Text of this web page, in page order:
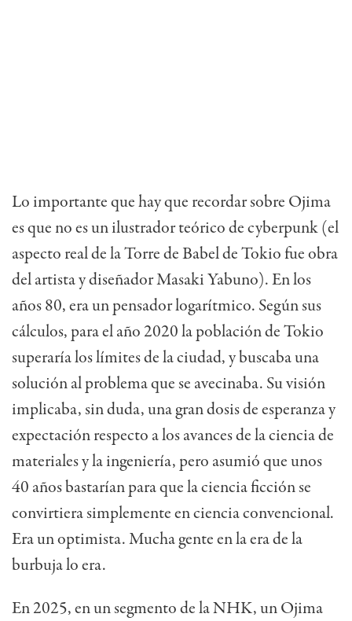
Lo importante que hay que recordar sobre Ojima
es que no es un ilustrador teórico de cyberpunk (el
aspecto real de la Torre de Babel de Tokio fue obra
del artista y diseñador Masaki Yabuno). En los
años 80, era un pensador logarítmico. Según sus
cálculos, para el año 2020 la población de Tokio
superaría los límites de la ciudad, y buscaba una
solución al problema que se avecinaba. Su visión
implicaba, sin duda, una gran dosis de esperanza y
expectación respecto a los avances de la ciencia de
materiales y la ingeniería, pero asumió que unos
40 años bastarían para que la ciencia ficción se
convirtiera simplemente en ciencia convencional.
Era un optimista. Mucha gente en la era de la
burbuja lo era.
En 2025, en un segmento de la NHK, un Ojima